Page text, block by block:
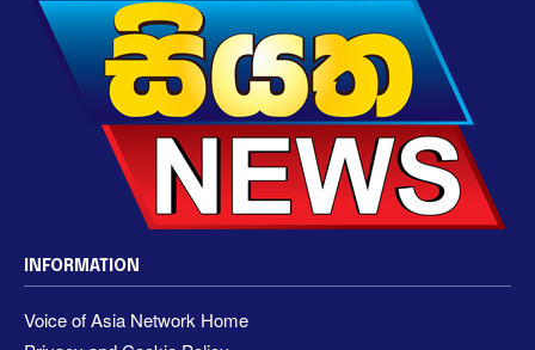
INFORMATION
Voice of Asia Network Home